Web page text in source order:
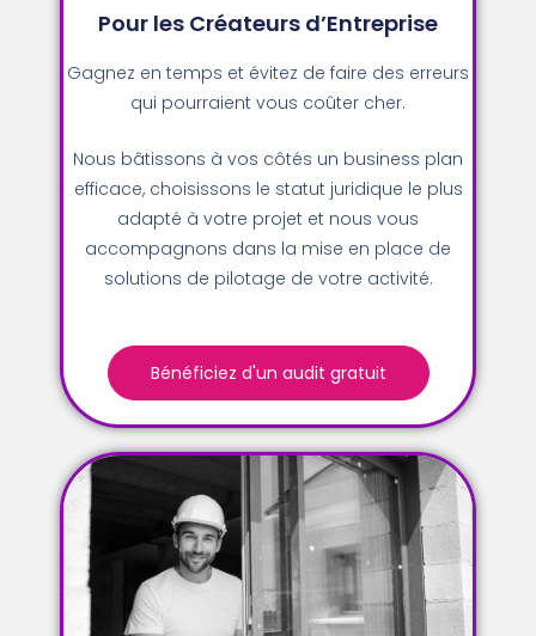
Pour les Créateurs d’Entreprise
Gagnez en temps et évitez de faire des erreurs
qui pourraient vous coûter cher.
Nous bâtissons à vos côtés un business plan
efficace, choisissons le statut juridique le plus
adapté à votre projet et nous vous
accompagnons dans la mise en place de
solutions de pilotage de votre activité.
Bénéficiez d'un audit gratuit